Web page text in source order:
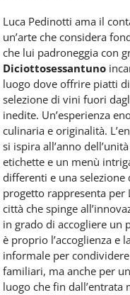
Luca Pedinotti ama il
un’arte che considera
che lui padroneggia con
Diciottosessantuno
luogo dove offrire piatti
selezione di vini fuori
inedite. Un’esperienza
culinaria e originalità.
si ispira all’anno
etichette e un menù
differenti e una
progetto rappresenta
città che spinge
in grado di accogliere un
è proprio l’accoglienza e
informale per
familiari, ma anche per
luogo che fin dall’entrata